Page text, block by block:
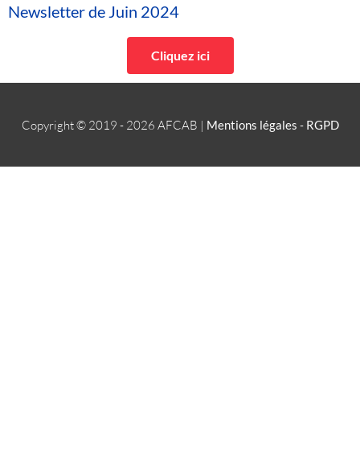
Newsletter de Juin 2024
Cliquez ici
Copyright © 2019 - 2026 AFCAB | Mentions légales - RGPD